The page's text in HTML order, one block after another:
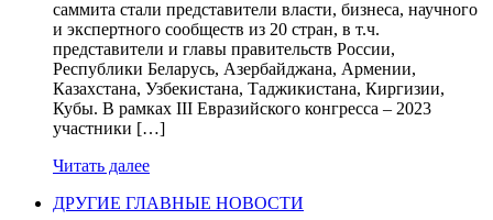
саммита стали представители власти, бизнеса, научного
и экспертного сообществ из 20 стран, в т.ч.
представители и главы правительств России,
Республики Беларусь, Азербайджана, Армении,
Казахстана, Узбекистана, Таджикистана, Киргизии,
Кубы. В рамках III Евразийского конгресса – 2023
участники […]
Читать далее
ДРУГИЕ ГЛАВНЫЕ НОВОСТИ